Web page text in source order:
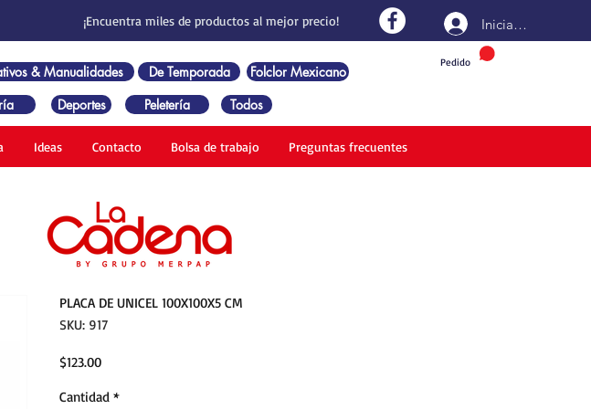
¡Encuentra miles de productos al mejor precio!
Pedido
Iniciar sesión
& Manualidades De Temporada
Folclor Mexicano
Deportes Peletería Todos
Ideas Contacto Bolsa de trabajo Preguntas frecuentes
PLACA DE UNICEL 100X100X5 CM
SKU: 917
$123.00Precio
Cantidad *